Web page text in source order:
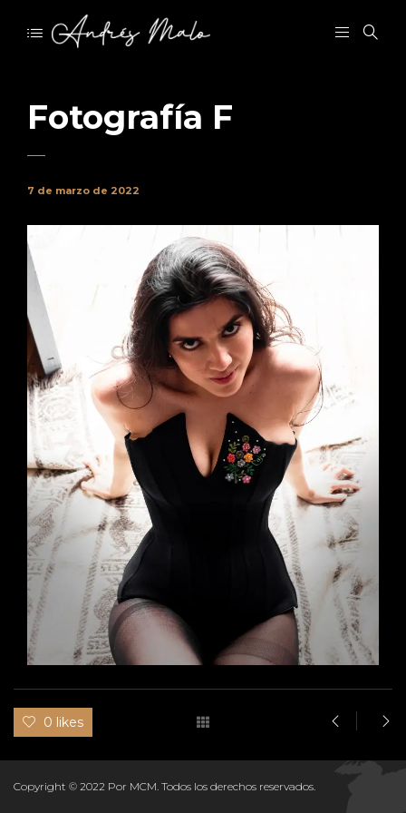
Fotografía F
7 de marzo de 2022
0 likes
Copyright © 2022 Por MCM. Todos los derechos reservados.